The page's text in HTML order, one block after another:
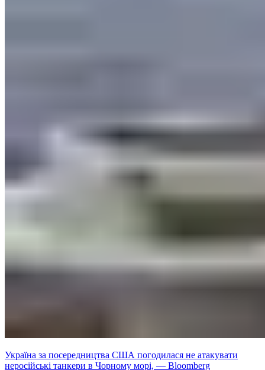
Україна за посередництва США погодилася не атакувати
неросійські танкери в Чорному морі, — Bloomberg